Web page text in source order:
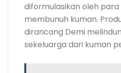
diformulasikan oleh
membunuh kuman.
dirancang Demi
sekeluarga dari kuman